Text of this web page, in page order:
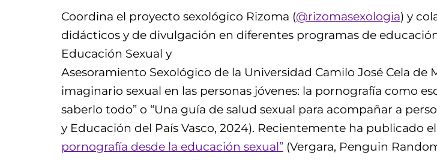
Coordina el proyecto sexológico Rizoma (@rizomasexologia) y
didácticos y de divulgación en diferentes programas de
Educación Sexual y
Asesoramiento Sexológico de la Universidad Camilo José Cela
imaginario sexual en las personas jóvenes: la pornografía como
saberlo todo” o “Una guía de salud sexual para acompañar a
y Educación del País Vasco, 2024). Recientemente ha publicado
pornografía desde la educación sexual” (Vergara, Penguin